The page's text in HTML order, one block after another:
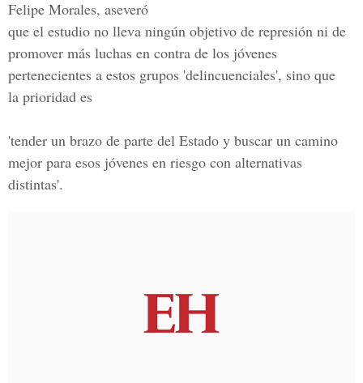
Felipe Morales, aseveró
que el estudio no lleva ningún objetivo de represión ni de
promover más luchas en contra de los jóvenes
pertenecientes a estos grupos 'delincuenciales', sino que
la prioridad es
'tender un brazo de parte del Estado y buscar un camino
mejor para esos jóvenes en riesgo con alternativas
distintas'.